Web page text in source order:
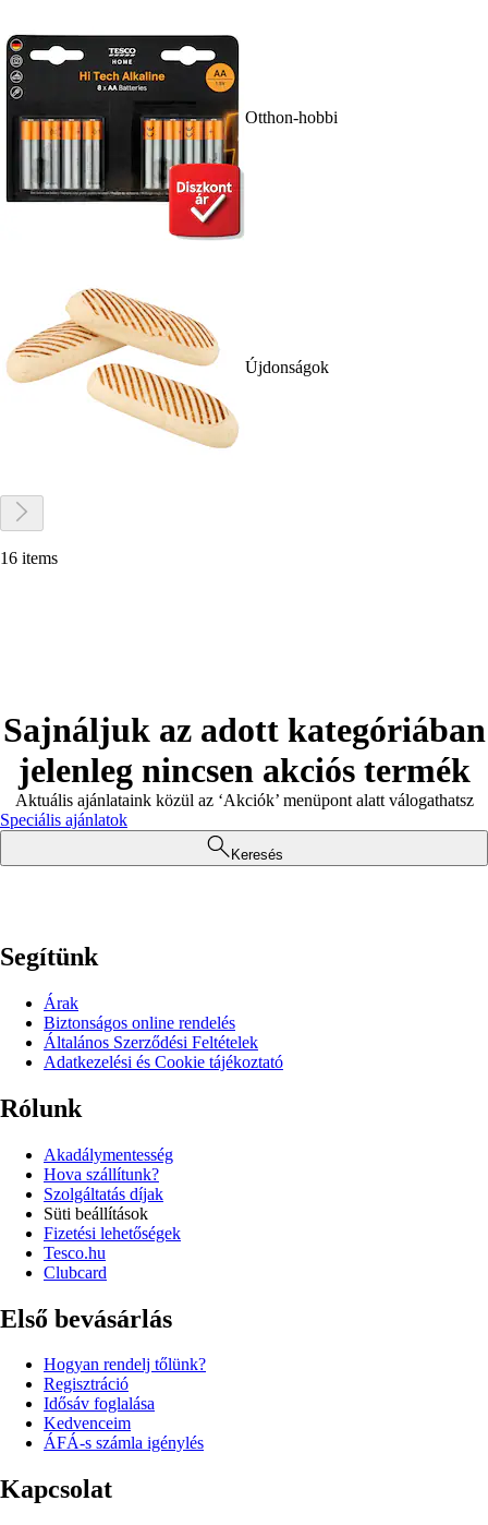
Otthon-hobbi
Újdonságok
16 items
Sajnáljuk az adott kategóriában
jelenleg nincsen akciós termék
Aktuális ajánlataink közül az ‘Akciók’ menüpont alatt válogathatsz
Speciális ajánlatok
Keresés
Segítünk
Árak
Biztonságos online rendelés
Általános Szerződési Feltételek
Adatkezelési és Cookie tájékoztató
Rólunk
Akadálymentesség
Hova szállítunk?
Szolgáltatás díjak
Süti beállítások
Fizetési lehetőségek
Tesco.hu
Clubcard
Első bevásárlás
Hogyan rendelj tőlünk?
Regisztráció
Idősáv foglalása
Kedvenceim
ÁFÁ-s számla igénylés
Kapcsolat